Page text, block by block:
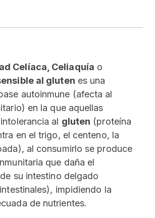
Celíaca, Celiaquía o
al gluten es una
autoinmune (afecta al
en la que aquellas
al gluten (proteína
en el trigo, el centeno, la
al consumirlo se produce
que daña el
su intestino delgado
impidiendo la
de nutrientes.